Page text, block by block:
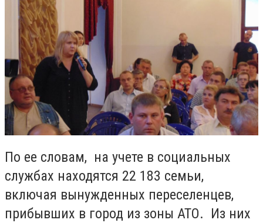
По ее словам, на учете в социальных
службах находятся 22 183 семьи,
включая вынужденных переселенцев,
прибывших в город из зоны АТО. Из них